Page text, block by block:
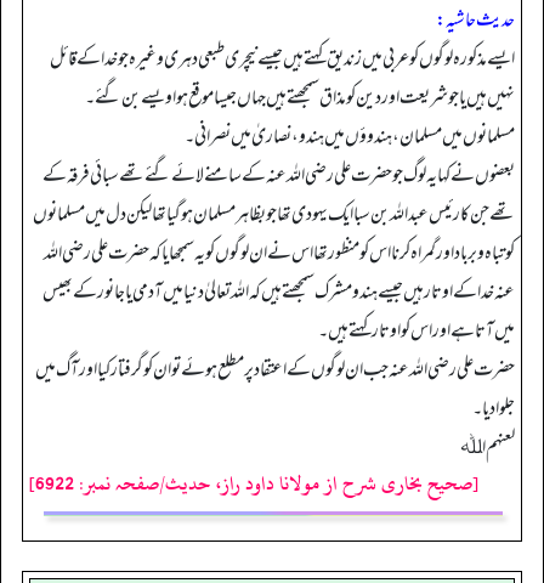
حدیث حاشیہ:
ایسے مذکورہ لوگوں کو عربی میں زندیق کہتے ہیں جیسے نیچری طبعی دہری وغیرہ جو خدا کے قائل
نہیں ہیں یا جو شریعت اور دین کو مذاق سمجھتے ہیں جہاں جیسا موقع ہوا ویسے بن گئے۔
مسلمانوں میں مسلمان، ہندوؤں میں ہندو، نصاریٰ میں نصرانی۔
بعضوں نے کہا یہ لوگ جو حضرت علی رضی اللہ عنہ کے سامنے لائے گئے تھے سبائی فرقہ کے
تھے جن کا رئیس عبداللہ بن سبا ایک یہودی تھا جو بظاہر مسلمان ہو گیا تھا لیکن دل میں مسلمانوں
کو تباہ و برباد اور گمراہ کرنا اس کو منظور تھا اس نے ان لوگوں کو یہ سمجھایا کہ حضرت علی رضی اللہ
عنہ خدا کے اوتار ہیں جیسے ہندومشرک سمجھتے ہیں کہ اللہ تعالیٰ دنیا میں آدمی یا جانور کے بھیس
میں آتا ہے اور اس کو اوتار کہتے ہیں۔
حضرت علی رضی اللہ عنہ جب ان لوگوں کے اعتقاد پر مطلع ہوئے تو ان کو گرفتار کیا اور آگ میں
جلوا دیا۔
لعنهم اﷲ
[صحیح بخاری شرح از مولانا داود راز، حدیث/صفحہ نمبر: 6922]